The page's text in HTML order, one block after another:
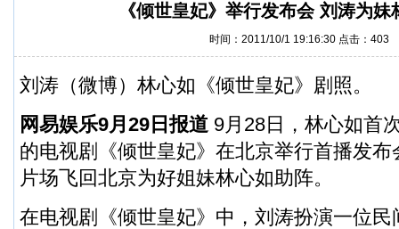
《倾世皇妃》举行发布会 刘涛为妹
时间：2011/10/1 19:16:30 点击： 403
刘涛（微博）林心如《倾世皇妃》剧照。
网易娱乐9月29日报道9月28日，林心如首
的电视剧《倾世皇妃》在北京举行首播发
片场飞回北京为好姐妹林心如助阵。
在电视剧《倾世皇妃》中，刘涛扮演一位